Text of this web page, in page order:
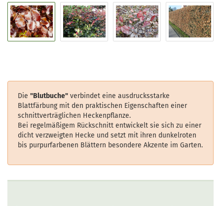
Die "Blutbuche" verbindet eine ausdrucksstarke
Blattfärbung mit den praktischen Eigenschaften einer
schnittverträglichen Heckenpflanze.
Bei regelmäßigem Rückschnitt entwickelt sie sich zu einer
dicht verzweigten Hecke und setzt mit ihren dunkelroten
bis purpurfarbenen Blättern besondere Akzente im Garten.